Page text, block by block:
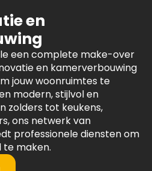
en
een complete make-over
en kamerverbouwing
jouw woonruimtes te
modern, stijlvol en
zolders tot keukens,
ons netwerk van
professionele diensten om
te maken.